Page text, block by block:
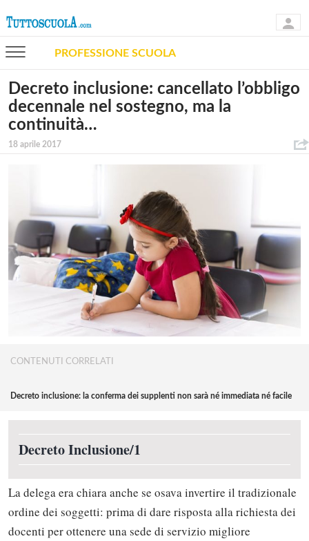
PROFESSIONE SCUOLA
Decreto inclusione: cancellato l’obbligo
decennale nel sostegno, ma la
continuità…
18 aprile 2017
CONTENUTI CORRELATI
Decreto inclusione: la conferma dei supplenti non sarà né immediata né facile
Decreto Inclusione/1
La delega era chiara anche se osava invertire il tradizionale
ordine dei soggetti: prima di dare risposta alla richiesta dei
docenti per ottenere una sede di servizio migliore